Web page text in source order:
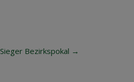
Sieger Bezirkspokal →